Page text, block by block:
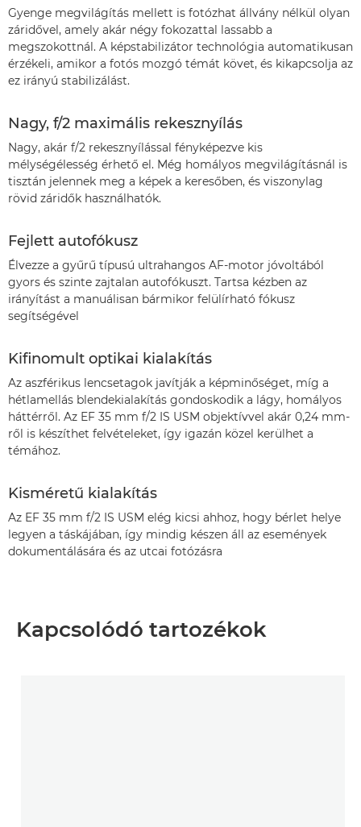
Gyenge megvilágítás mellett is fotózhat állvány nélkül olyan
záridővel, amely akár négy fokozattal lassabb a
megszokottnál. A képstabilizátor technológia automatikusan
érzékeli, amikor a fotós mozgó témát követ, és kikapcsolja az
ez irányú stabilizálást.
Nagy, f/2 maximális rekesznyílás
Nagy, akár f/2 rekesznyílással fényképezve kis
mélységélesség érhető el. Még homályos megvilágításnál is
tisztán jelennek meg a képek a keresőben, és viszonylag
rövid záridők használhatók.
Fejlett autofókusz
Élvezze a gyűrű típusú ultrahangos AF-motor jóvoltából
gyors és szinte zajtalan autofókuszt. Tartsa kézben az
irányítást a manuálisan bármikor felülírható fókusz
segítségével
Kifinomult optikai kialakítás
Az aszférikus lencsetagok javítják a képminőséget, míg a
hétlamellás blendekialakítás gondoskodik a lágy, homályos
háttérről. Az EF 35 mm f/2 IS USM objektívvel akár 0,24 mm-
ről is készíthet felvételeket, így igazán közel kerülhet a
témához.
Kisméretű kialakítás
Az EF 35 mm f/2 IS USM elég kicsi ahhoz, hogy bérlet helye
legyen a táskájában, így mindig készen áll az események
dokumentálására és az utcai fotózásra
Kapcsolódó tartozékok